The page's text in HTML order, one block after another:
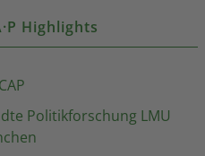
Highlights